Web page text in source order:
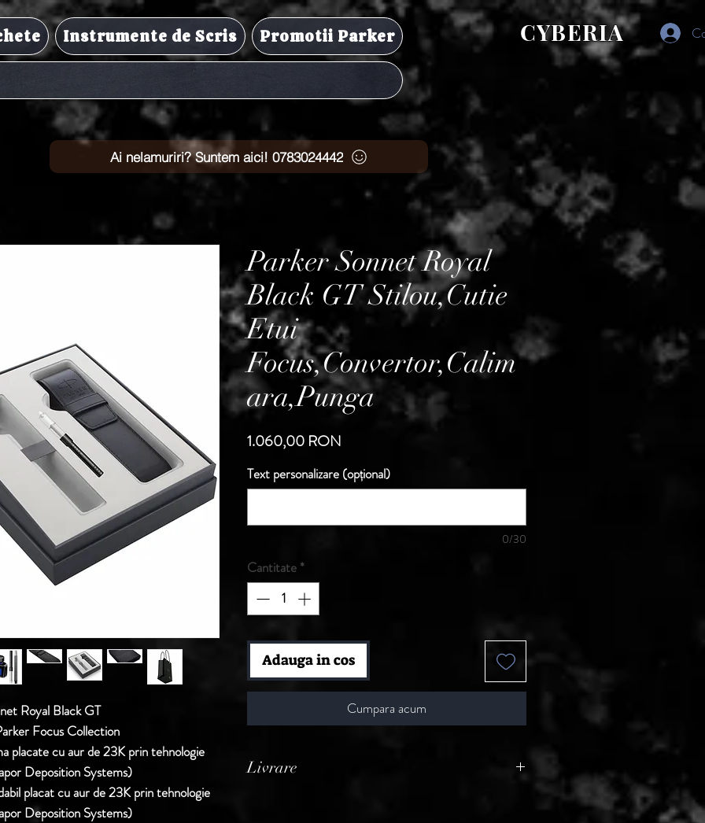
Instrumente de Scris Promotii Parker CYBERIA
Ai nelamuriri? Suntem aici! 0783024442
Royal Black GT
Focus Collection
placate cu aur de 23K prin tehnologie
Deposition Systems)
placat cu aur de 23K prin tehnologie
Deposition Systems)
Parker Sonnet Royal
Black GT Stilou,Cutie
Etui
Focus,Convertor,Calim
ara,Punga
1.060,00 RON
Text personalizare (opțional)
0/30
Cantitate *
Adauga in cos
Cumpara acum
Livrare